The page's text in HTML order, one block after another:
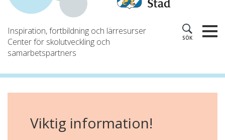
Inspiration, fortbildning och lärresurser
Center för skolutveckling och
samarbetspartners
SÖK
Viktig information!